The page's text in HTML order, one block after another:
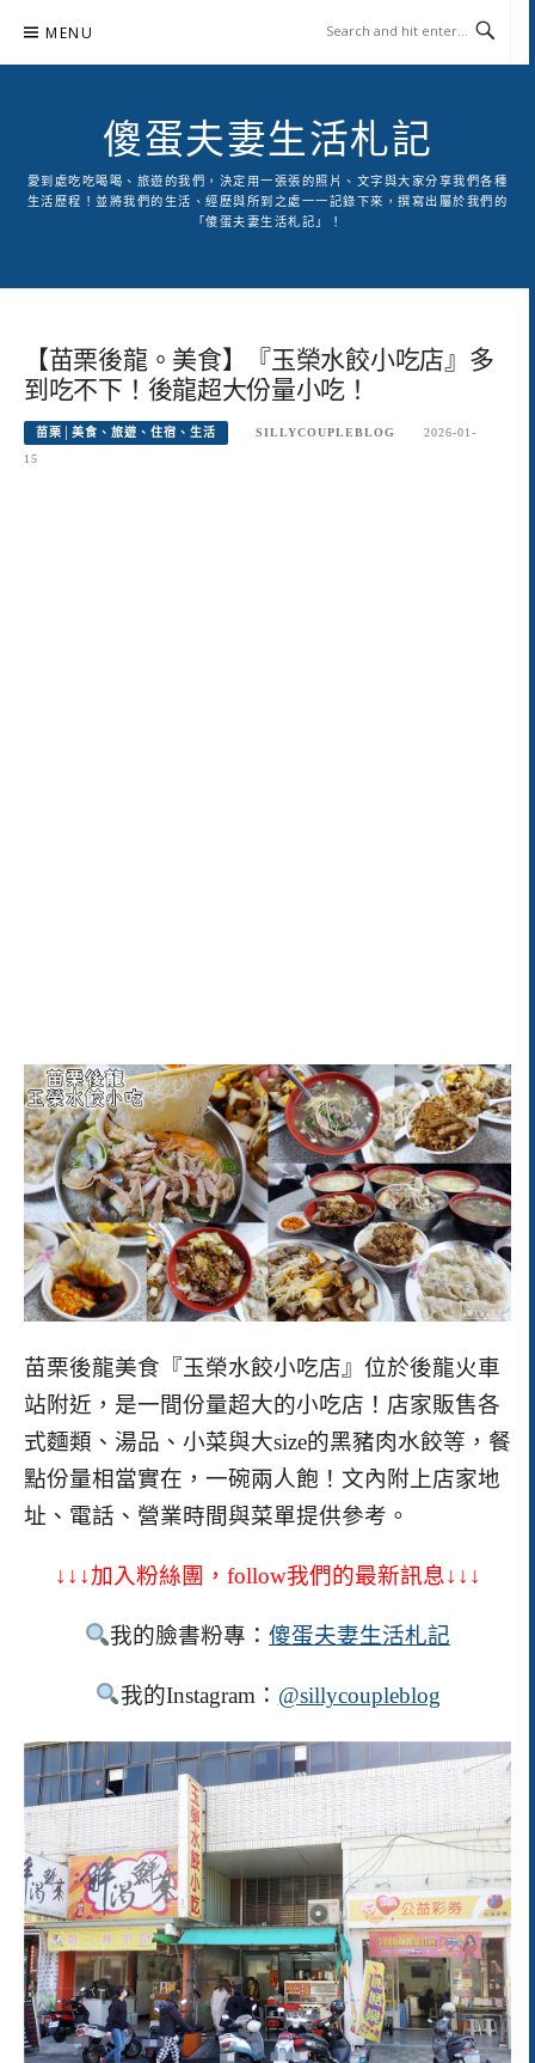
content
MENU
傻蛋夫妻生活札記
愛到處吃吃喝喝、旅遊的我們，決定用一張張的照片、文字與大家分享我們各種
生活歷程！並將我們的生活、經歷與所到之處一一記錄下來，撰寫出屬於我們的
「傻蛋夫妻生活札記」！
【苗栗後龍。美食】『玉榮水餃小吃店』多
到吃不下！後龍超大份量小吃！
苗栗│美食、旅遊、住宿、生活 SILLYCOUPLEBLOG
2026-01-
15
苗栗後龍美食『玉榮水餃小吃店』位於後龍火車
站附近，是一間份量超大的小吃店！店家販售各
式麵類、湯品、小菜與大size的黑豬肉水餃等，餐
點份量相當實在，一碗兩人飽！ 文內附上店家地
址、電話、營業時間與菜單提供參考。
↓↓↓加入粉絲團，follow我們的最新訊息↓↓↓
我的臉書粉專：傻蛋夫妻生活札記
我的Instagram： @sillycoupleblog